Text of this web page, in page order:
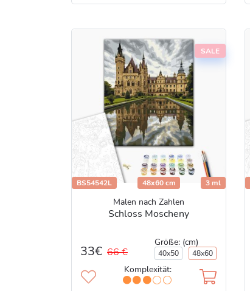
SALE
BS54542L 48x60 cm 3 ml
Malen nach Zahlen
Schloss Moscheny
33€ 66 €
Größe: (cm)
40x50 48x60
Komplexität: